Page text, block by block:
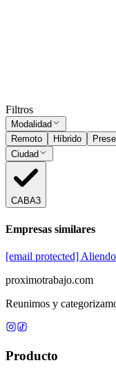
Filtros
Modalidad
Remoto
Híbrido
Ciudad
CABA3
Empresas similares
[email protected] Aliendo
proximotrabajo.com
Reunimos y
Producto